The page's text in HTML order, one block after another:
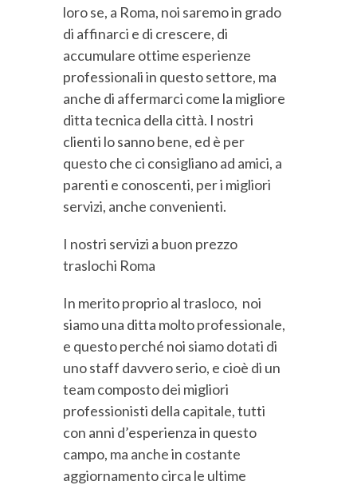
loro se, a Roma, noi saremo in grado
di affinarci e di crescere, di
accumulare ottime esperienze
professionali in questo settore, ma
anche di affermarci come la migliore
ditta tecnica della città. I nostri
clienti lo sanno bene, ed è per
questo che ci consigliano ad amici, a
parenti e conoscenti, per i migliori
servizi, anche convenienti.
I nostri servizi a buon prezzo
traslochi Roma
In merito proprio al trasloco, noi
siamo una ditta molto professionale,
e questo perché noi siamo dotati di
uno staff davvero serio, e cioè di un
team composto dei migliori
professionisti della capitale, tutti
con anni d’esperienza in questo
campo, ma anche in costante
aggiornamento circa le ultime